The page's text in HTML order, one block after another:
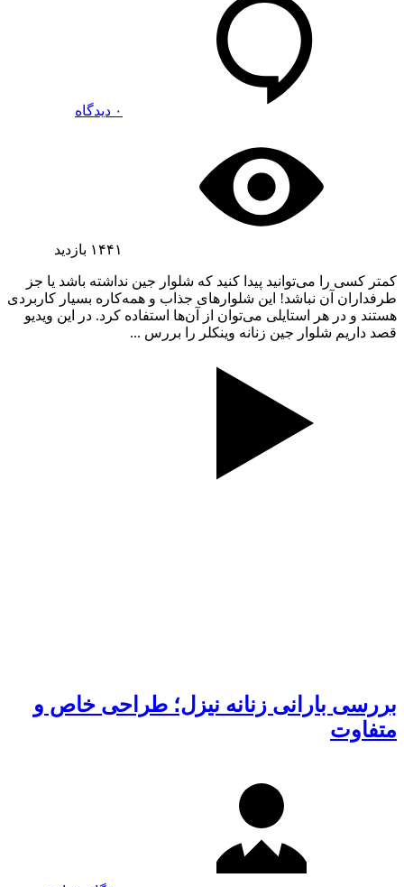
۰ دیدگاه
۱۴۴۱ بازدید
کمتر کسی را می‌توانید پیدا کنید که شلوار جین نداشته باشد یا جز
طرفداران آن نباشد! این شلوارهای جذاب و همه‌کاره بسیار کاربردی
هستند و در هر استایلی می‌توان از آن‌ها استفاده کرد. در این ویدیو
قصد داریم شلوار جین زنانه وینکلر را بررس ...
بررسی بارانی زنانه نیزل؛ طراحی خاص و
متفاوت